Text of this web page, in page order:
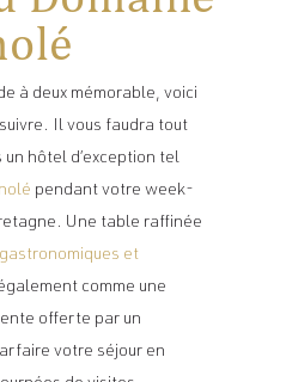
à deux mémorable, voici
Il vous faudra tout
un hôtel d’exception tel
pendant votre week-
Une table raffinée
et
comme une
offerte par un
votre séjour en